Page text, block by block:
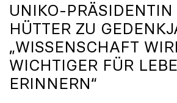
UNIKO-PRÄSIDENTIN
HÜTTER ZU
„WISSENSCHAFT
WICHTIGER FÜR
ERINNERN“